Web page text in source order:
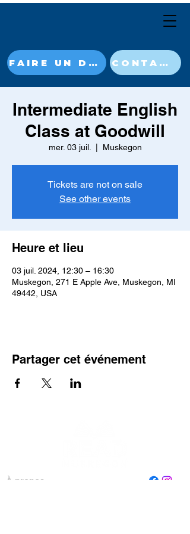
FAIRE UN DON MAINTENANT CONTACT
Intermediate English
Class at Goodwill
mer. 03 juil. Muskegon
Tickets are not on sale
See other events
Heure et lieu
03 juil. 2024, 12:30 – 16:30
Muskegon, 271 E Apple Ave, Muskegon, MI
49442, USA
Partager cet événement
À propos